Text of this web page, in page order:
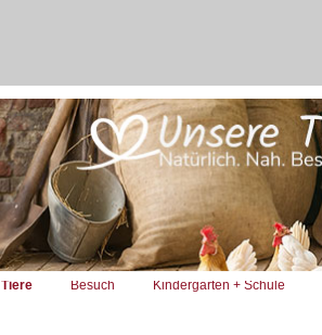
Tiere Besuch Kindergarten + Schule